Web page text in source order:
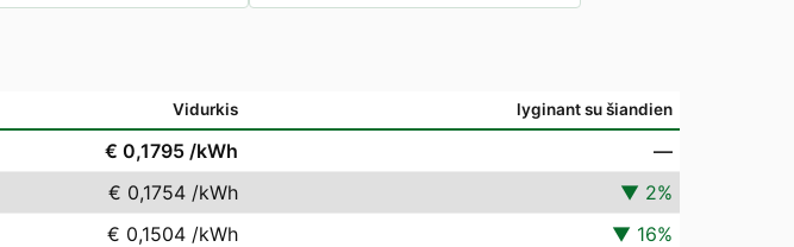
Vidurkis lyginant su šiandien
€ 0,1795 /kWh
—
€ 0,1754 /kWh ▼ 2%
€ 0,1504 /kWh ▼ 16%